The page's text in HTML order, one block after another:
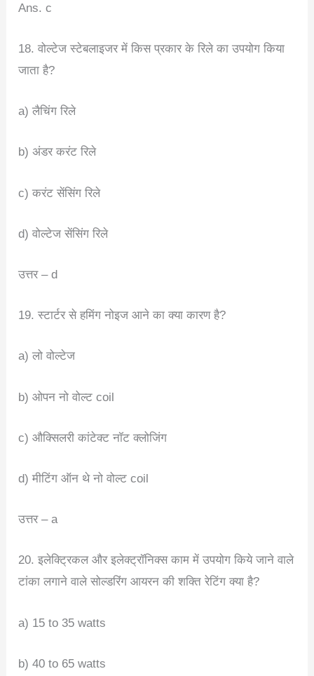
Ans. c
18. वोल्टेज स्टेबलाइजर में किस प्रकार के रिले का उपयोग किया
जाता है?
a) लैचिंग रिले
b) अंडर करंट रिले
c) करंट सेंसिंग रिले
d) वोल्टेज सेंसिंग रिले
उत्तर – d
19. स्टार्टर से हमिंग नोइज आने का क्या कारण है?
a) लो वोल्टेज
b) ओपन नो वोल्ट coil
c) औक्सिलरी कांटेक्ट नॉट क्लोजिंग
d) मीटिंग ऑन थे नो वोल्ट coil
उत्तर – a
20. इलेक्ट्रिकल और इलेक्ट्रॉनिक्स काम में उपयोग किये जाने वाले
टांका लगाने वाले सोल्डरिंग आयरन की शक्ति रेटिंग क्या है?
a) 15 to 35 watts
b) 40 to 65 watts